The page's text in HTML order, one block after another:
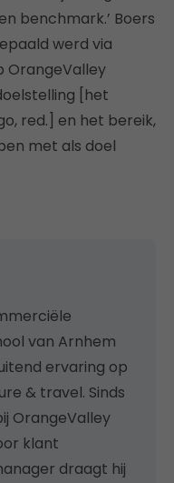
benchmark.’ Boers
werd via
OrangeValley
[het
red.] en het bereik,
met als doel
van Arnhem
ervaring op
& travel. Sinds
OrangeValley
klant
draagt hij